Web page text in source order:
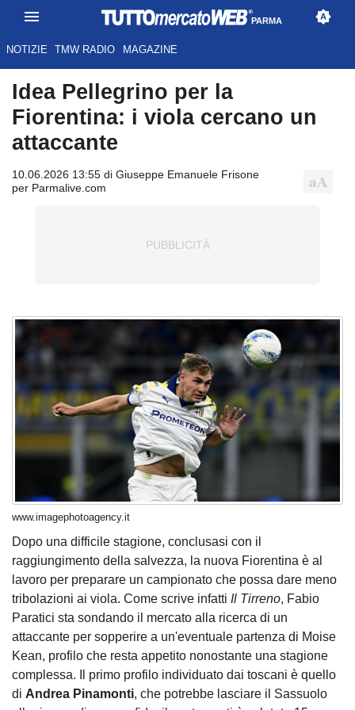
PARMA
NOTIZIE TMW RADIO MAGAZINE
Idea Pellegrino per la
Fiorentina: i viola cercano un
attaccante
10.06.2026 13:55 di Giuseppe Emanuele Frisone
per Parmalive.com
www.imagephotoagency.it
Dopo una difficile stagione, conclusasi con il
raggiungimento della salvezza, la nuova Fiorentina è al
lavoro per preparare un campionato che possa dare meno
tribolazioni ai viola. Come scrive infatti Il Tirreno, Fabio
Paratici sta sondando il mercato alla ricerca di un
attaccante per sopperire a un'eventuale partenza di Moise
Kean, profilo che resta appetito nonostante una stagione
complessa. Il primo profilo individuato dai toscani è quello
di Andrea Pinamonti, che potrebbe lasciare il Sassuolo